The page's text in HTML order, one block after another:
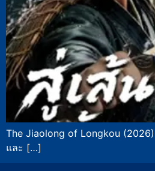
The Jiaolong of Longkou
และ […]